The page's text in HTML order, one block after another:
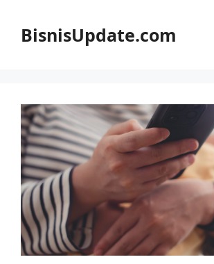
BisnisUpdate.com